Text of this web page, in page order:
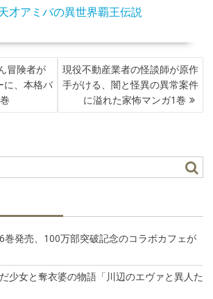
才アミバの異世界覇王伝説
冒険者が
に、本格バ
現役不動産業者の怪談師が原作
手がける、闇と怪異の異常案件
に溢れた家怖マンガ1巻
巻発売、100万部突破記念のコラボカフェが
少女と奪衣婆の物語「川辺のエヴァと異人た